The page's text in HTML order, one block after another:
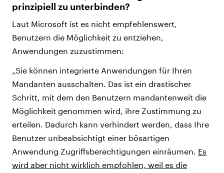
prinzipiell zu unterbinden?
Laut Microsoft ist es nicht empfehlenswert,
Benutzern die Möglichkeit zu entziehen,
Anwendungen zuzustimmen:
„Sie können integrierte Anwendungen für Ihren
Mandanten ausschalten. Das ist ein drastischer
Schritt, mit dem den Benutzern mandantenweit die
Möglichkeit genommen wird, ihre Zustimmung zu
erteilen. Dadurch kann verhindert werden, dass Ihre
Benutzer unbeabsichtigt einer bösartigen
Anwendung Zugriffsberechtigungen einräumen. Es
wird aber nicht wirklich empfohlen, weil es die